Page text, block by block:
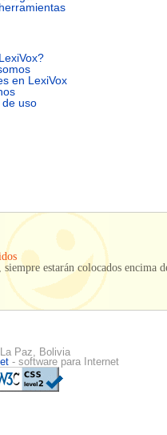
en LexiVox
uso
estarán colocados encima
Paz, Bolivia
- software para Internet